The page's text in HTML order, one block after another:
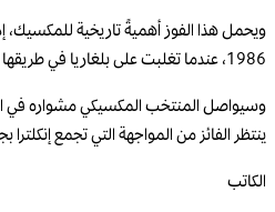
ويحمل هذا الفوز أهميةً تاريخية للمكسيك،
1986، عندما تغلبت على بلغاريا في طريقها إلى الدور ربع النهائي.
وسيواصل المنتخب المكسيكي مشواره في
ينتظر الفائز من المواجهة التي تجمع إنكلترا
الكاتب